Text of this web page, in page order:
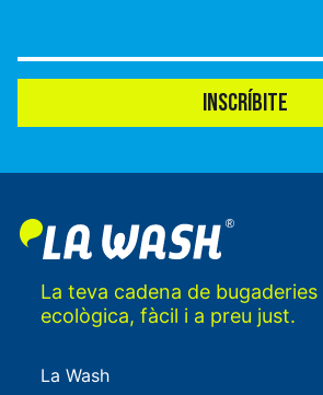
INSCRÍBITE
La teva cadena de
ecològica, fàcil i a preu just.
La Wash